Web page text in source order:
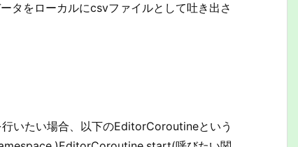
タをローカルにcsvファイルとして吐き出さ
いたい場合、以下のEditorCoroutineという